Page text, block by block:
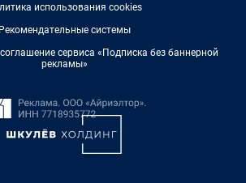
использования cookies
Рекомендательные системы
сервиса «Подписка без баннерной
рекламы»